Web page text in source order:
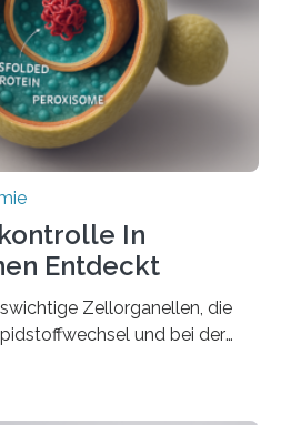
In
Entdeckt
Zellorganellen, die
und bei der
Enzyme präzise in